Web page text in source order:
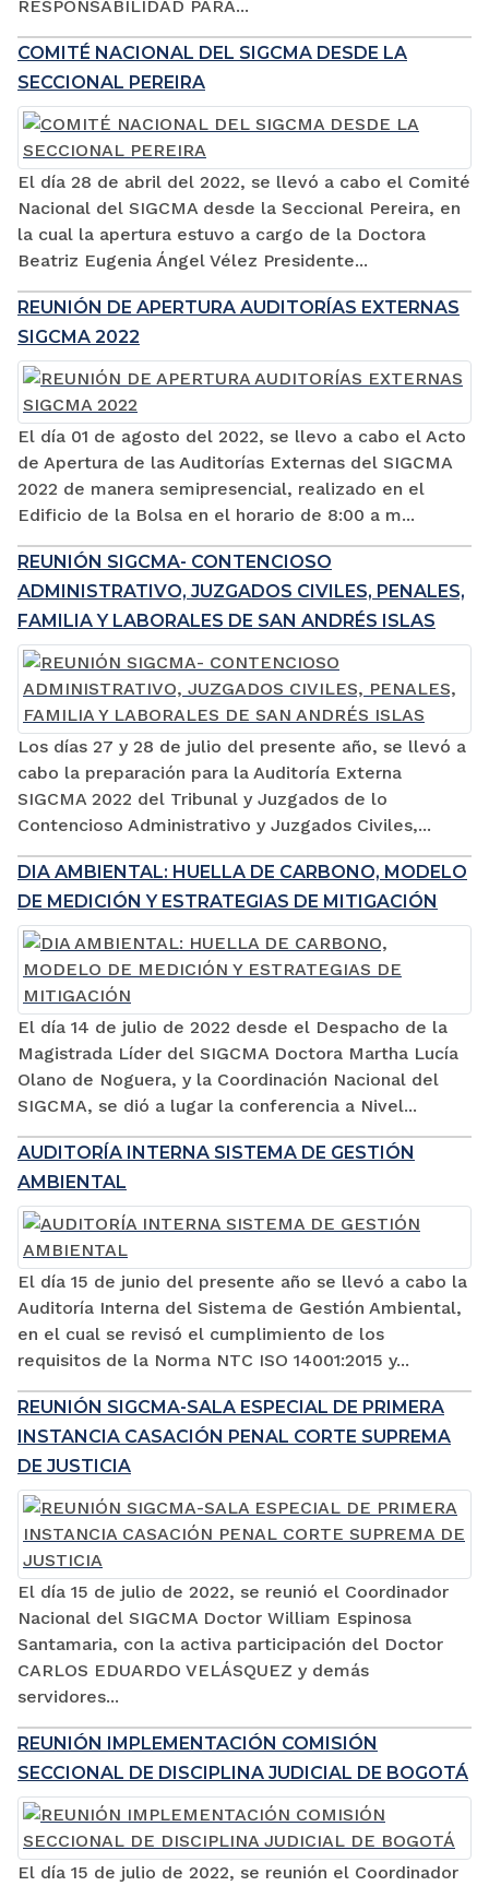
RESPONSABILIDAD PARA...
COMITÉ NACIONAL DEL SIGCMA DESDE LA
SECCIONAL PEREIRA
El día 28 de abril del 2022, se llevó a cabo el Comité
Nacional del SIGCMA desde la Seccional Pereira, en
la cual la apertura estuvo a cargo de la Doctora
Beatriz Eugenia Ángel Vélez Presidente...
REUNIÓN DE APERTURA AUDITORÍAS EXTERNAS
SIGCMA 2022
El día 01 de agosto del 2022, se llevo a cabo el Acto
de Apertura de las Auditorías Externas del SIGCMA
2022 de manera semipresencial, realizado en el
Edificio de la Bolsa en el horario de 8:00 a m...
REUNIÓN SIGCMA- CONTENCIOSO
ADMINISTRATIVO, JUZGADOS CIVILES, PENALES,
FAMILIA Y LABORALES DE SAN ANDRÉS ISLAS
Los días 27 y 28 de julio del presente año, se llevó a
cabo la preparación para la Auditoría Externa
SIGCMA 2022 del Tribunal y Juzgados de lo
Contencioso Administrativo y Juzgados Civiles,...
DIA AMBIENTAL: HUELLA DE CARBONO, MODELO
DE MEDICIÓN Y ESTRATEGIAS DE MITIGACIÓN
El día 14 de julio de 2022 desde el Despacho de la
Magistrada Líder del SIGCMA Doctora Martha Lucía
Olano de Noguera, y la Coordinación Nacional del
SIGCMA, se dió a lugar la conferencia a Nivel...
AUDITORÍA INTERNA SISTEMA DE GESTIÓN
AMBIENTAL
El día 15 de junio del presente año se llevó a cabo la
Auditoría Interna del Sistema de Gestión Ambiental,
en el cual se revisó el cumplimiento de los
requisitos de la Norma NTC ISO 14001:2015 y...
REUNIÓN SIGCMA-SALA ESPECIAL DE PRIMERA
INSTANCIA CASACIÓN PENAL CORTE SUPREMA
DE JUSTICIA
El día 15 de julio de 2022, se reunió el Coordinador
Nacional del SIGCMA Doctor William Espinosa
Santamaria, con la activa participación del Doctor
CARLOS EDUARDO VELÁSQUEZ y demás
servidores...
REUNIÓN IMPLEMENTACIÓN COMISIÓN
SECCIONAL DE DISCIPLINA JUDICIAL DE BOGOTÁ
El día 15 de julio de 2022, se reunión el Coordinador